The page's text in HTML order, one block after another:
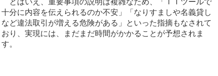
十分に内容を伝えられるのか不安」「なりすましや名義貸し
など違法取引が増える危険がある」といった指摘もなされて
おり、実現には、まだまだ時間がかかることが予想されま
す。